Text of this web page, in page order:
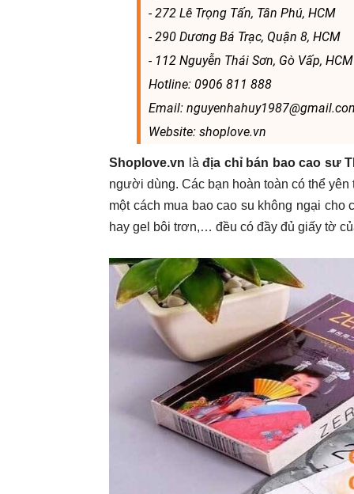
- 272 Lê Trọng Tấn, Tân Phú, HCM
- 290 Dương Bá Trạc, Quận 8, HCM
- 112 Nguyễn Thái Sơn, Gò Vấp, HCM
Hotline: 0906 811 888
Email:
Website: shoplove.vn
Shoplove.vn làđịa chỉ bán bao cao sư
người dùng. Các bạn hoàn toàn có thể
một cách mua bao cao su không ngại cho
hay gel bôi trơn,… đều có đầy đủ giấy tờ